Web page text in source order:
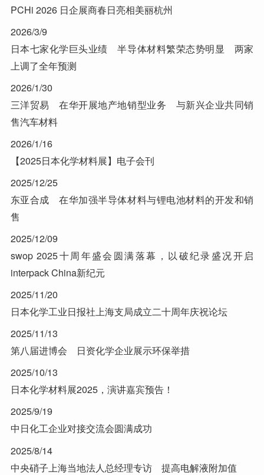
PCHi 2026 日企展商春日亮相美丽杭州
2026/3/9
日本七家化学巨头业绩 半导体材料繁荣态势明显 两家
上调了全年预测
2026/1/30
三洋贸易 在华开展地产地销型业务 与新兴企业共同销
售汽车材料
2026/1/16
【2025日本化学材料展】电子会刊
2025/12/25
东亚合成 在华加强半导体材料与锂电池材料的开发和销
售
2025/12/09
swop 2025十周年盛会圆满落幕，以破纪录盛况开启
interpack China新纪元
2025/11/20
日本化学工业日报社上海支局成立二十周年庆祝论坛
2025/11/13
第八届进博会 日资化学企业展示环保举措
2025/10/13
日本化学材料展2025，演讲嘉宾预告！
2025/9/19
中日化工企业对接交流会圆满成功
2025/8/14
中央硝子上海当地法人总经理专访 提高电解液附加值